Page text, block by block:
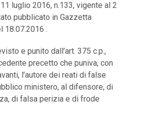
luglio 2016, n.133, vigente al 2
pubblicato in Gazzetta
18.07.2016 .
e punito dall’art. 375 c.p.,
precetto che puniva, con
l’autore dei reati di false
ministero, al difensore, di
di falsa perizia e di frode